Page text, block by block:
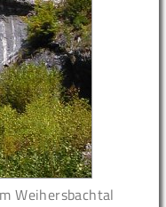
Weihersbachtal